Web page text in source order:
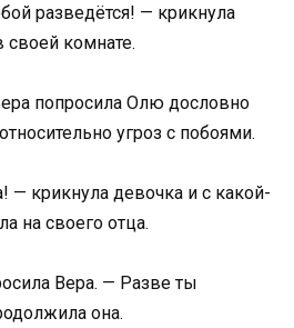
разведётся! — крикнула
комнате.
попросила Олю дословно
угроз с побоями.
— крикнула девочка и с какой-
на своего отца.
Вера. — Разве ты
она.